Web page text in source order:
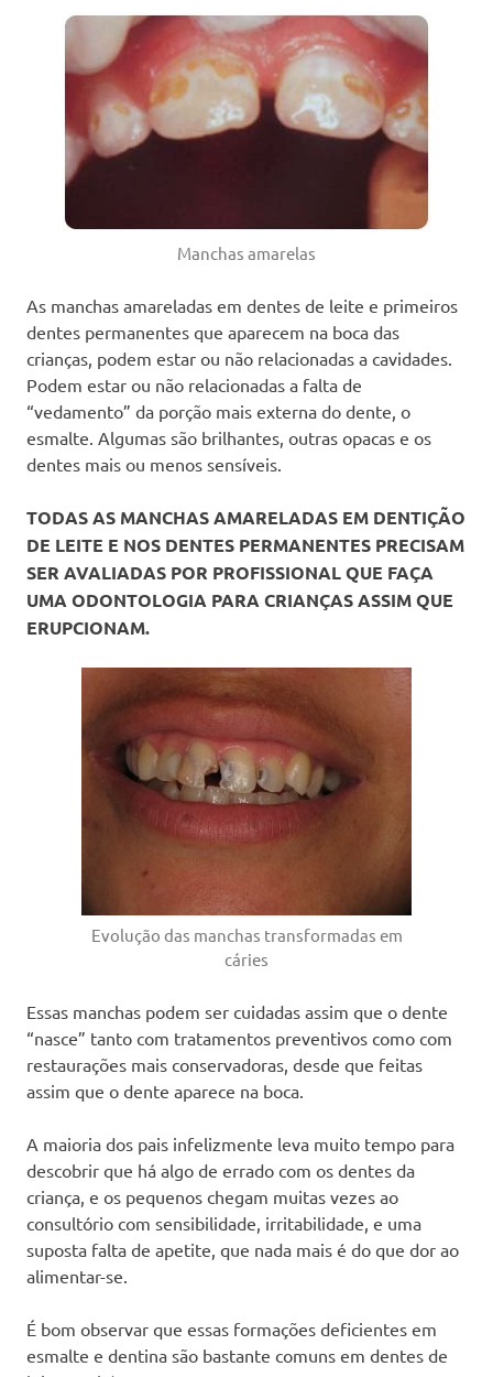
Manchas amarelas
As manchas amareladas em dentes de leite e primeiros
dentes permanentes que aparecem na boca das
crianças, podem estar ou não relacionadas a cavidades.
Podem estar ou não relacionadas a falta de
“vedamento” da porção mais externa do dente, o
esmalte. Algumas são brilhantes, outras opacas e os
dentes mais ou menos sensíveis.
TODAS AS MANCHAS AMARELADAS EM DENTIÇÃO
DE LEITE E NOS DENTES PERMANENTES PRECISAM
SER AVALIADAS POR PROFISSIONAL QUE FAÇA
UMA ODONTOLOGIA PARA CRIANÇAS ASSIM QUE
ERUPCIONAM.
Evolução das manchas transformadas em
cáries
Essas manchas podem ser cuidadas assim que o dente
“nasce” tanto com tratamentos preventivos como com
restaurações mais conservadoras, desde que feitas
assim que o dente aparece na boca.
A maioria dos pais infelizmente leva muito tempo para
descobrir que há algo de errado com os dentes da
criança, e os pequenos chegam muitas vezes ao
consultório com sensibilidade, irritabilidade, e uma
suposta falta de apetite, que nada mais é do que dor ao
alimentar-se.
É bom observar que essas formações deficientes em
esmalte e dentina são bastante comuns em dentes de